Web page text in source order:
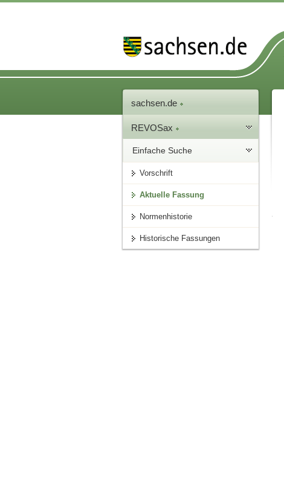
sachsen.de
REVOSax
Einfache Suche
Vorschrift
Aktuelle Fassung
Normenhistorie
Historische Fassungen